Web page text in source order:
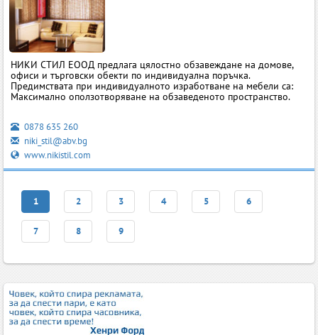
НИКИ СТИЛ ЕООД предлага цялостно обзавеждане на домове,
офиси и търговски обекти по индивидуална поръчка.
Предимствата при индивидуалното изработване на мебели са:
Максимално оползотворяване на обзаведеното пространство.
0878 635 260
niki_stil@abv.bg
www.nikistil.com
1 2 3 4 5 6
7 8 9